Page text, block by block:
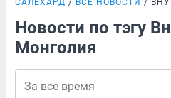
САЛЕХАРД ВСЕ НОВОСТИ
Новости по тэгу
Монголия